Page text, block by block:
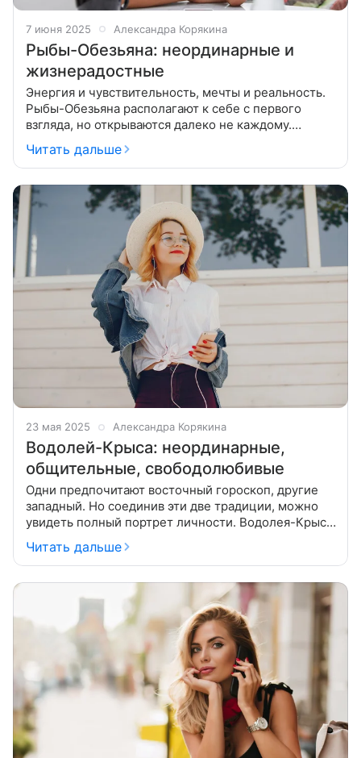
7 июня 2025 Александра Корякина
Рыбы-Обезьяна: неординарные и
жизнерадостные
Энергия и чувствительность, мечты и реальность.
Рыбы-Обезьяна располагают к себе с первого
взгляда, но открываются далеко не каждому.
жизненной позицией. Рыбы-Обезьяна
Читать дальше
23 мая 2025 Александра Корякина
Водолей-Крыса: неординарные,
общительные, свободолюбивые
Одни предпочитают восточный гороскоп, другие
западный. Но соединив эти две традиции, можно
увидеть полный портрет личности. Водолея-Крысу
западный покровитель наделяет оригинальностью,
а восточный пытливостью ума,
Читать дальше